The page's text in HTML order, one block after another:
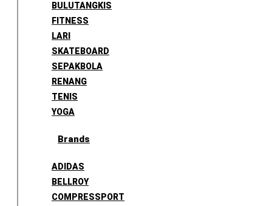
BULUTANGKIS
FITNESS
LARI
SKATEBOARD
SEPAKBOLA
RENANG
TENIS
YOGA
Brands
ADIDAS
BELLROY
COMPRESSPORT